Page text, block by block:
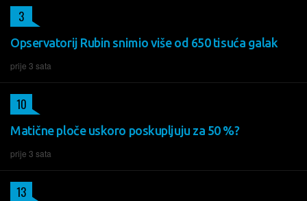
Opservatorij Rubin snimio više od 650 tisuća galak
prije 3 sata
3
Matične ploče uskoro poskupljuju za 50 %?
prije 3 sata
10
13